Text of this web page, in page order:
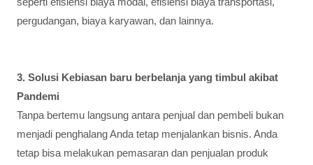
pergudangan, biaya karyawan, dan lainnya.
3. Solusi Kebiasan baru berbelanja yang timbul akibat
Pandemi
Tanpa bertemu langsung antara penjual dan pembeli bukan
menjadi penghalang Anda tetap menjalankan bisnis. Anda
tetap bisa melakukan pemasaran dan penjualan produk